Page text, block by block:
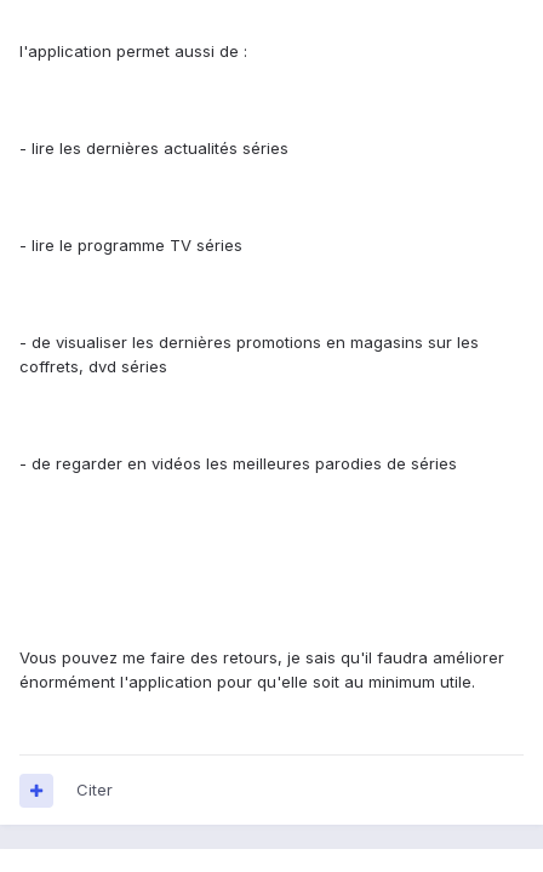
l'application permet aussi de :
- lire les dernières actualités séries
- lire le programme TV séries
- de visualiser les dernières promotions en magasins sur les
coffrets, dvd séries
- de regarder en vidéos les meilleures parodies de séries
Vous pouvez me faire des retours, je sais qu'il faudra améliorer
énormément l'application pour qu'elle soit au minimum utile.
Citer